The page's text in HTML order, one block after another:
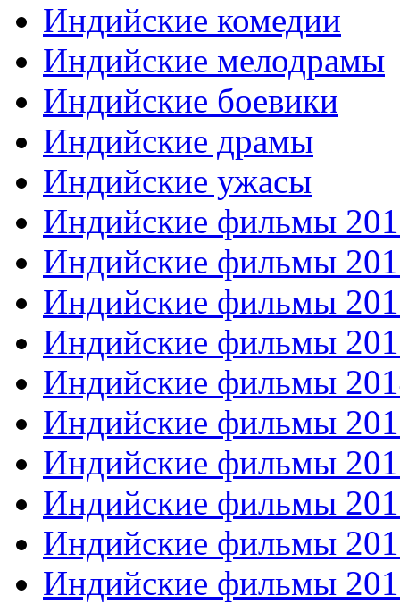
Индийские комедии
Индийские мелодрамы
Индийские боевики
Индийские драмы
Индийские ужасы
Индийские фильмы
Индийские фильмы
Индийские фильмы
Индийские фильмы
Индийские фильмы
Индийские фильмы
Индийские фильмы
Индийские фильмы
Индийские фильмы
Индийские фильмы